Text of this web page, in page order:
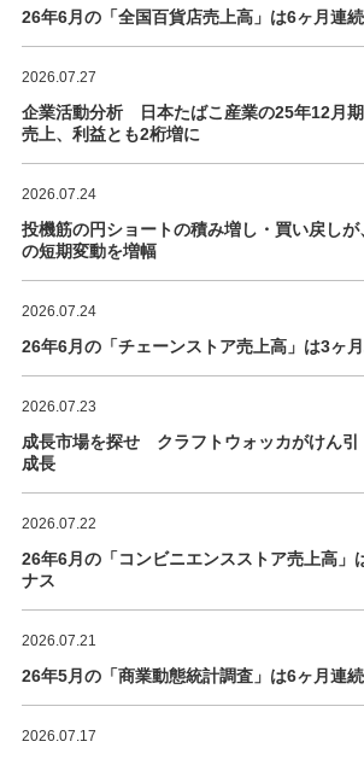
26年6月の「全国百貨店売上高」は6ヶ月連
2026.07.27
企業活動分析 日本たばこ産業の25年12月期
売上、利益とも2桁増に
2026.07.24
投機筋の円ショートの積み増し・買い戻し
の短期変動を増幅
2026.07.24
26年6月の「チェーンストア売上高」は3ヶ
2026.07.23
成長市場を探せ クラフトウォッカがけん
成長
2026.07.22
26年6月の「コンビニエンスストア売上高」
ナス
2026.07.21
26年5月の「商業動態統計調査」は6ヶ月連
2026.07.17